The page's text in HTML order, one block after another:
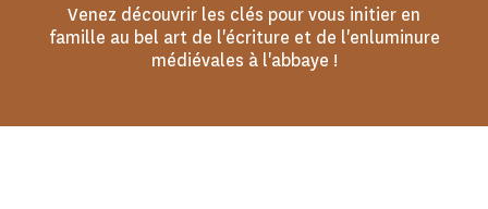
Venez découvrir les clés pour vous initier en
famille au bel art de l'écriture et de l'enluminure
médiévales à l'abbaye !